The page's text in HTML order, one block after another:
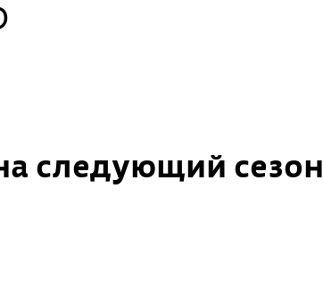
)
следующий сезон